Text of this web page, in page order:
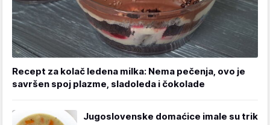
Recept za kolač ledena milka: Nema pečenja, ovo je
savršen spoj plazme, sladoleda i čokolade
Jugoslovenske domaćice imale su trik